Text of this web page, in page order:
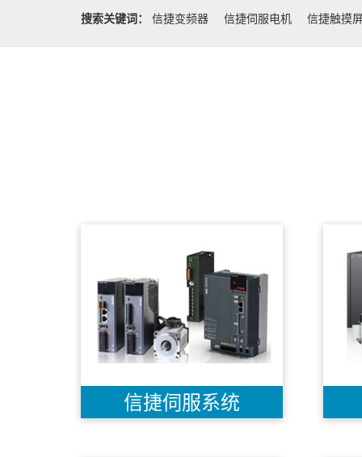
搜索关键词： 信捷变频器 信捷伺服电机 信捷触摸
信捷伺服系统